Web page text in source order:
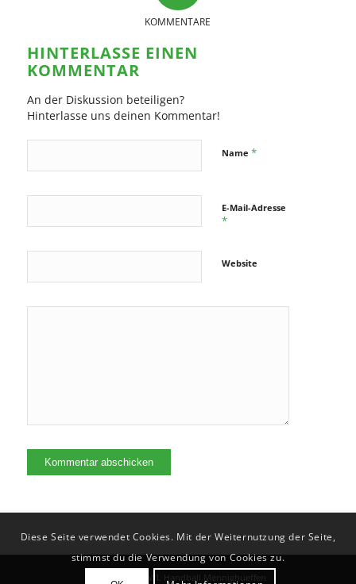
KOMMENTARE
HINTERLASSE EINEN
KOMMENTAR
An der Diskussion beteiligen?
Hinterlasse uns deinen Kommentar!
Name *
E-Mail-Adresse
*
Website
© Copyright - VfL Handball Mennighueffen
Diese Seite verwendet Cookies. Mit der Weiternutzung der Seite,
stimmst du die Verwendung von Cookies zu.